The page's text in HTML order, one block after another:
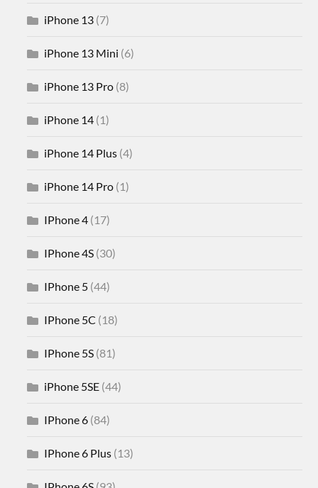
iPhone 13 (7)
iPhone 13 Mini (6)
iPhone 13 Pro (8)
iPhone 14 (1)
iPhone 14 Plus (4)
iPhone 14 Pro (1)
IPhone 4 (17)
IPhone 4S (30)
IPhone 5 (44)
IPhone 5C (18)
IPhone 5S (81)
iPhone 5SE (44)
IPhone 6 (84)
IPhone 6 Plus (13)